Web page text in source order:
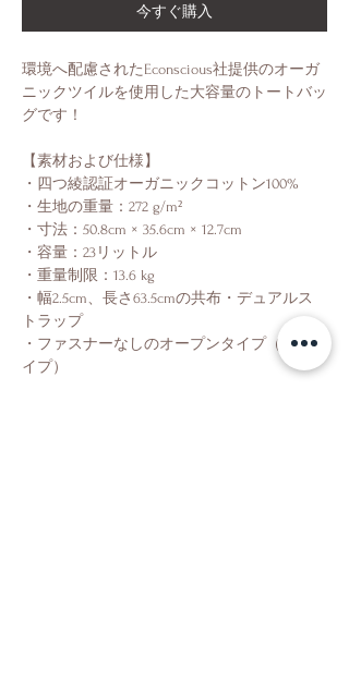
今すぐ購入
環境へ配慮されたEconscious社提供のオーガ
ニックツイルを使用した大容量のトートバッ
グです！
【素材および仕様】
・四つ綾認証オーガニックコットン100%
・生地の重量：272 g/m²
・寸法：50.8cm × 35.6cm × 12.7cm
・容量：23リットル
・重量制限：13.6 kg
・幅2.5cm、長さ63.5cmの共布・デュアルス
トラップ
・ファスナーなしのオープンタイプ（船底タ
イプ）